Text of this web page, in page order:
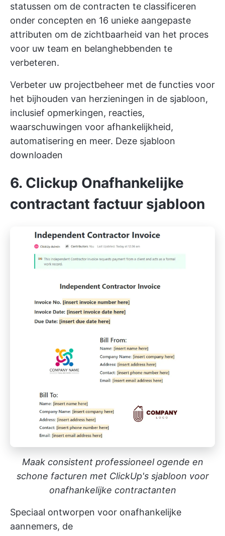
statussen om de contracten te classificeren
onder concepten en 16 unieke aangepaste
attributen om de zichtbaarheid van het proces
voor uw team en belanghebbenden te
verbeteren.
Verbeter uw projectbeheer met de functies voor
het bijhouden van herzieningen in de sjabloon,
inclusief opmerkingen, reacties,
waarschuwingen voor afhankelijkheid,
automatisering en meer. Deze sjabloon
downloaden
6. Clickup Onafhankelijke
contractant factuur sjabloon
Maak consistent professioneel ogende en
schone facturen met ClickUp's sjabloon voor
onafhankelijke contractanten
Speciaal ontworpen voor onafhankelijke
aannemers, de